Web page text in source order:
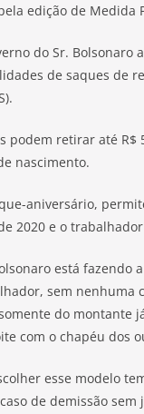
edição de Medida
do Sr.
de saques de
retirar até R$
nascimento.
aniversário,
2020 e o
está
sem
do montante
com o chapéu dos
esse modelo
de demissão